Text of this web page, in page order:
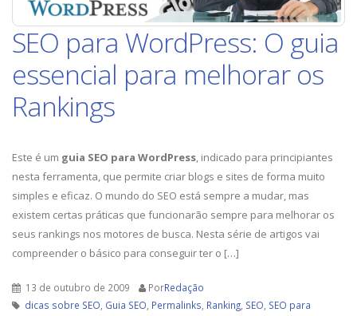
SEO para WordPress: O guia
essencial para melhorar os
Rankings
Este é um guia SEO para WordPress , indicado para principiantes
nesta ferramenta, que permite criar blogs e sites de forma muito
simples e eficaz. O mundo do SEO está sempre a mudar, mas
existem certas práticas que funcionarão sempre para melhorar os
seus rankings nos motores de busca. Nesta série de artigos vai
compreender o básico para conseguir ter o […]
13 de outubro de 2009 PorRedação
dicas sobre SEO Guia SEO Permalinks Ranking SEO SEO para